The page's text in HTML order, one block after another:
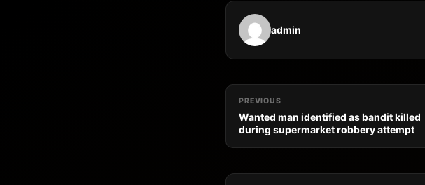
admin
PREVIOUS
Wanted man identified as bandit killed
during supermarket robbery attempt